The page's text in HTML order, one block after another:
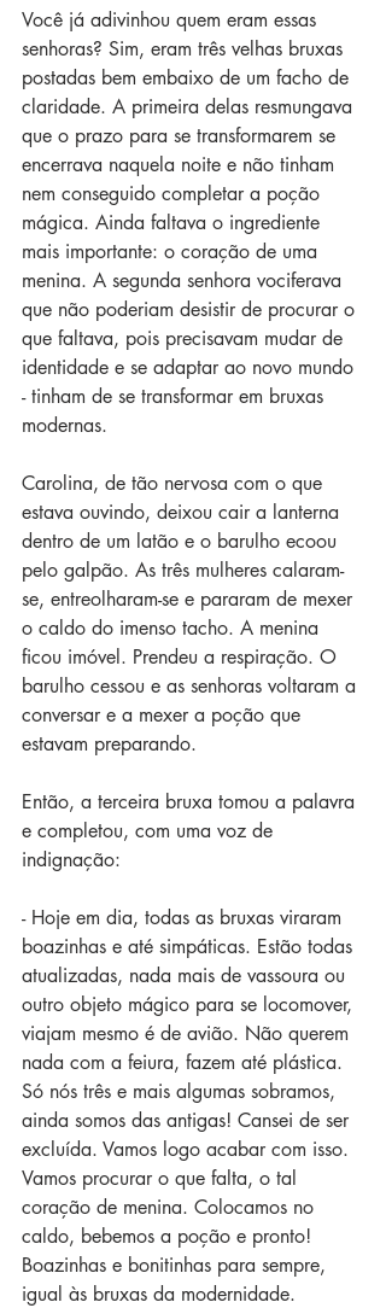
Você já adivinhou quem eram essas
senhoras? Sim, eram três velhas bruxas
postadas bem embaixo de um facho de
claridade. A primeira delas resmungava
que o prazo para se transformarem se
encerrava naquela noite e não tinham
nem conseguido completar a poção
mágica. Ainda faltava o ingrediente
mais importante: o coração de uma
menina. A segunda senhora vociferava
que não poderiam desistir de procurar o
que faltava, pois precisavam mudar de
identidade e se adaptar ao novo mundo
- tinham de se transformar em bruxas
modernas.
Carolina, de tão nervosa com o que
estava ouvindo, deixou cair a lanterna
dentro de um latão e o barulho ecoou
pelo galpão. As três mulheres calaram-
se, entreolharam-se e pararam de mexer
o caldo do imenso tacho. A menina
ficou imóvel. Prendeu a respiração. O
barulho cessou e as senhoras voltaram a
conversar e a mexer a poção que
estavam preparando.
Então, a terceira bruxa tomou a palavra
e completou, com uma voz de
indignação:
- Hoje em dia, todas as bruxas viraram
boazinhas e até simpáticas. Estão todas
atualizadas, nada mais de vassoura ou
outro objeto mágico para se locomover,
viajam mesmo é de avião. Não querem
nada com a feiura, fazem até plástica.
Só nós três e mais algumas sobramos,
ainda somos das antigas! Cansei de ser
excluída. Vamos logo acabar com isso.
Vamos procurar o que falta, o tal
coração de menina. Colocamos no
caldo, bebemos a poção e pronto!
Boazinhas e bonitinhas para sempre,
igual às bruxas da modernidade.